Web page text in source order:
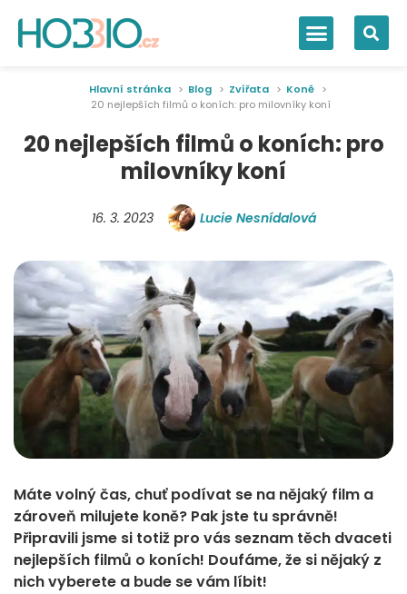
Hlavní stránka Blog Zvířata
Koně
20 nejlepších filmů o koních: pro milovníky koní
20 nejlepších filmů o koních: pro
milovníky koní
16. 3. 2023 Lucie Nesnídalová
Máte volný čas, chuť podívat se na nějaký film a
zároveň milujete koně? Pak jste tu správně!
Připravili jsme si totiž pro vás seznam těch dvaceti
nejlepších filmů o koních! Doufáme, že si nějaký z
nich vyberete a bude se vám líbit!